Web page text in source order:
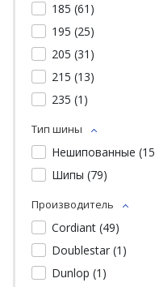
185 (61 )
195 (25)
205 (31 )
215 (13)
235 (1 )
Тип шины
Нешипованные (15
Шипы (79)
Производитель
Cordiant (49)
Doublestar (1 )
Dunlop (1 )